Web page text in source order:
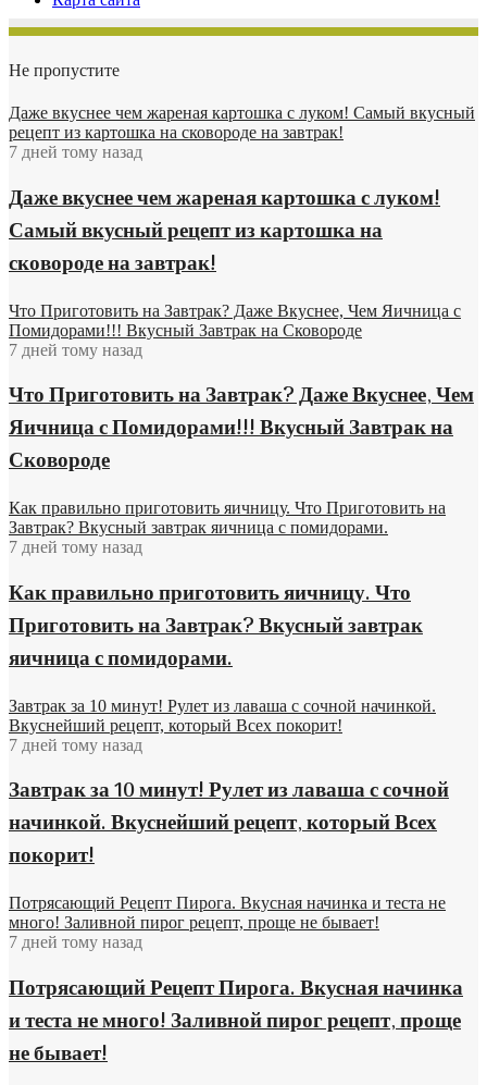
Не пропустите
Даже вкуснее чем жареная картошка с луком! Самый вкусный
рецепт из картошка на сковороде на завтрак!
7 дней тому назад
Даже вкуснее чем жареная картошка с луком!
Самый вкусный рецепт из картошка на
сковороде на завтрак!
Что Приготовить на Завтрак? Даже Вкуснее, Чем Яичница с
Помидорами!!! Вкусный Завтрак на Сковороде
7 дней тому назад
Что Приготовить на Завтрак? Даже Вкуснее, Чем
Яичница с Помидорами!!! Вкусный Завтрак на
Сковороде
Как правильно приготовить яичницу. Что Приготовить на
Завтрак? Вкусный завтрак яичница с помидорами.
7 дней тому назад
Как правильно приготовить яичницу. Что
Приготовить на Завтрак? Вкусный завтрак
яичница с помидорами.
Завтрак за 10 минут! Рулет из лаваша с сочной начинкой.
Вкуснейший рецепт, который Всех покорит!
7 дней тому назад
Завтрак за 10 минут! Рулет из лаваша с сочной
начинкой. Вкуснейший рецепт, который Всех
покорит!
Потрясающий Рецепт Пирога. Вкусная начинка и теста не
много! Заливной пирог рецепт, проще не бывает!
7 дней тому назад
Потрясающий Рецепт Пирога. Вкусная начинка
и теста не много! Заливной пирог рецепт, проще
не бывает!